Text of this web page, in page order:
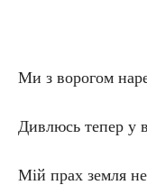
Ми з ворогом
Дивлюсь тепер у
Мій прах земля